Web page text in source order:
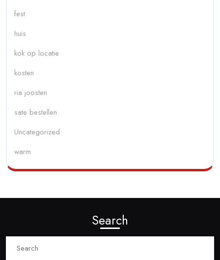
fest
huis
kok op locatie
kosten
ria joosten
sate bestellen
Uncategorized
warm
Search